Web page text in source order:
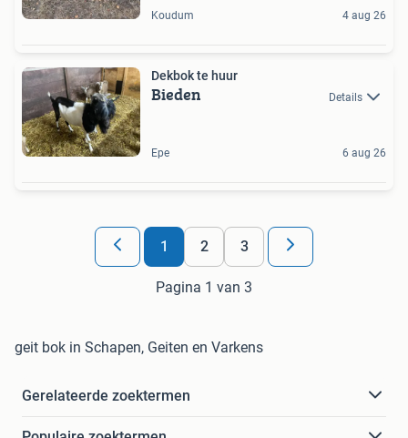
Koudum 4 aug 26
Dekbok te huur
Bieden Details
Epe 6 aug 26
1 2 3
Pagina 1 van 3
geit bok in Schapen, Geiten en Varkens
Gerelateerde zoektermen